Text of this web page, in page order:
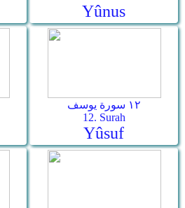
Yûnus
١٢ سورة يوسف
12. Surah
Yûsuf